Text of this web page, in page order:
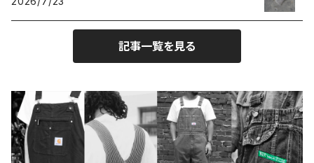
CONVERSE
Crescent Down Works
DARN TOUGH VERMONT
本、写真集
記事一覧を見る